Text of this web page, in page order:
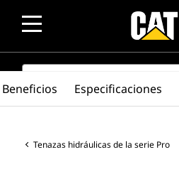
SEARCH
Tenazas hidráulicas de la serie Pro
Beneficios Especificaciones